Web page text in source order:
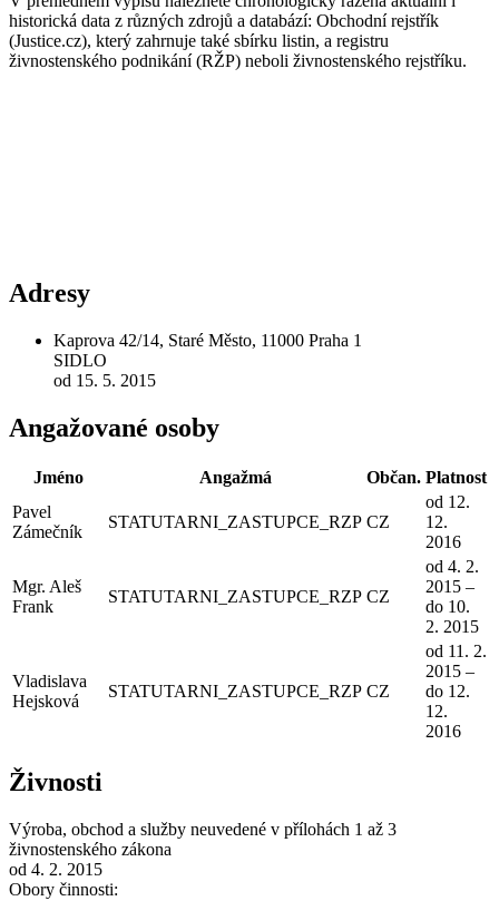
historická data z různých zdrojů a databází: Obchodní rejstřík
(Justice.cz), který zahrnuje také sbírku listin, a registru
živnostenského podnikání (RŽP) neboli živnostenského rejstříku.
Adresy
Kaprova 42/14, Staré Město, 11000 Praha 1
SIDLO
od 15. 5. 2015
Angažované osoby
Jméno Angažmá Občan. Platnost
Pavel
Zámečník
STATUTARNI_ZASTUPCE_RZP CZ
od 12.
12.
2016
Mgr. Aleš
Frank
STATUTARNI_ZASTUPCE_RZP CZ
od 4. 2.
2015 –
do 10.
2. 2015
Vladislava
Hejsková
STATUTARNI_ZASTUPCE_RZP CZ
od 11. 2.
2015 –
do 12.
12.
2016
Živnosti
Výroba, obchod a služby neuvedené v přílohách 1 až 3
živnostenského zákona
od 4. 2. 2015
Obory činnosti: